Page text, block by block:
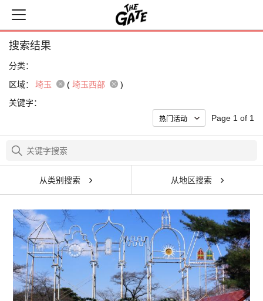
搜索结果
分类：
区域：
埼玉 ( 埼玉西部
)
关键字：
Page 1 of 1
从类别搜索 从地区搜索